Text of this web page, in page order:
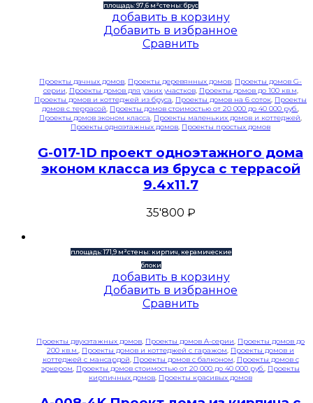
площадь: 97,6 м²стены: брус
добавить в корзину
Добавить в избранное
Сравнить
Проекты дачных домов, Проекты деревянных домов, Проекты домов G-
серии, Проекты домов для узких участков, Проекты домов до 100 кв.м,
Проекты домов и коттеджей из бруса, Проекты домов на 6 соток, Проекты
домов с террасой, Проекты домов стоимостью от 20 000 до 40 000 руб.,
Проекты домов эконом класса, Проекты маленьких домов и коттеджей,
Проекты одноэтажных домов, Проекты простых домов
G-017-1D проект одноэтажного дома
эконом класса из бруса с террасой
9.4х11.7
35'800 ₽
площадь: 171,9 м²стены: кирпич, керамические
блоки
добавить в корзину
Добавить в избранное
Сравнить
Проекты двухэтажных домов Проекты домов A-серии Проекты домов до
200 кв.м.
Проекты домов и коттеджей с гаражом Проекты домов и
коттеджей с мансардой Проекты домов с балконом Проекты домов с
эркером Проекты домов стоимостью от 20 000 до 40 000 руб.
Проекты
кирпичных домов Проекты красивых домов